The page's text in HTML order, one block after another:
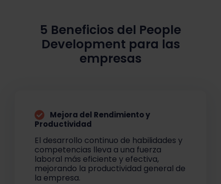
5 Beneficios del People
Development para las
empresas
Mejora del Rendimiento y
Productividad
El desarrollo continuo de habilidades y
competencias lleva a una fuerza
laboral más eficiente y efectiva,
mejorando la productividad general de
la empresa.